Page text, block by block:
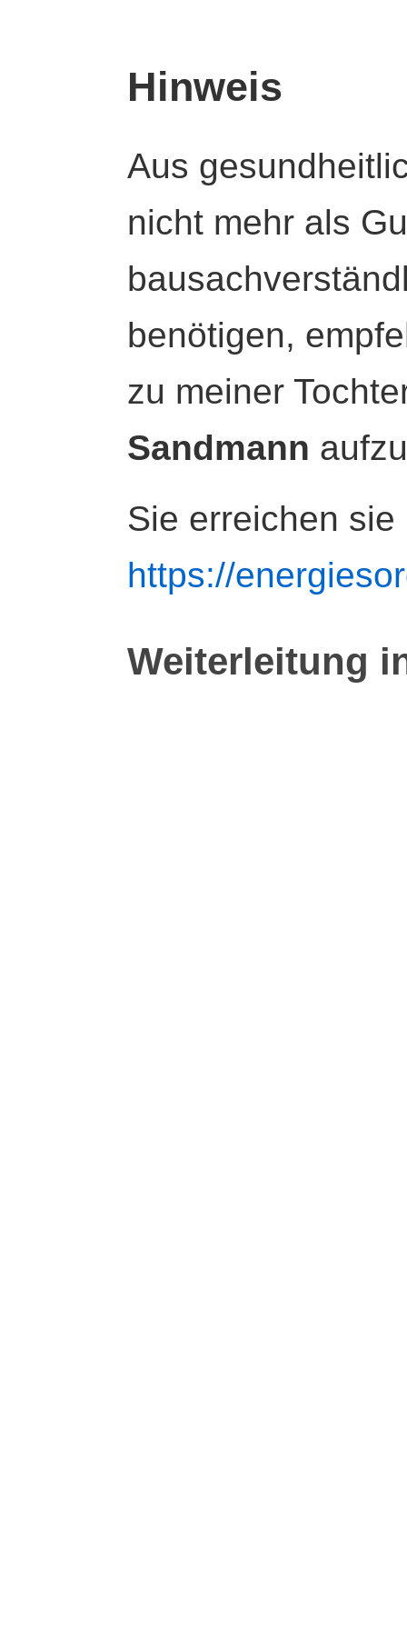
Hinweis
Aus
nicht mehr als
benötigen,
zu meiner
Sandmann
Sie erreichen sie
https://
Weiterleitung